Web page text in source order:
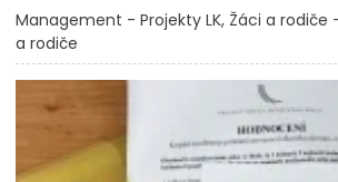
Management - Projekty LK Žáci a rodiče
a rodiče